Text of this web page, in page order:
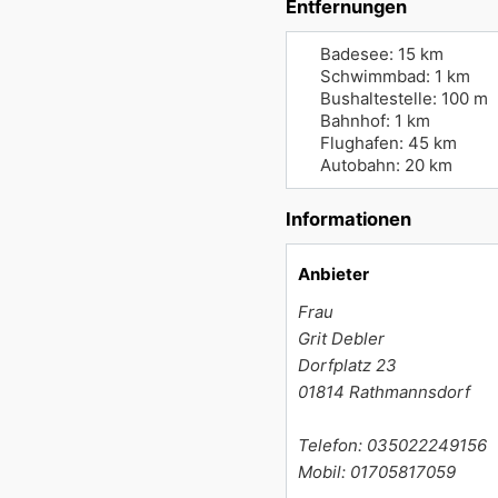
Entfernungen
Badesee: 15 km
Schwimmbad: 1 km
Bushaltestelle: 100 m
Bahnhof: 1 km
Flughafen: 45 km
Autobahn: 20 km
Informationen
Anbieter
Frau
Grit Debler
Dorfplatz 23
01814 Rathmannsdorf
Telefon: 035022249156
Mobil: 01705817059